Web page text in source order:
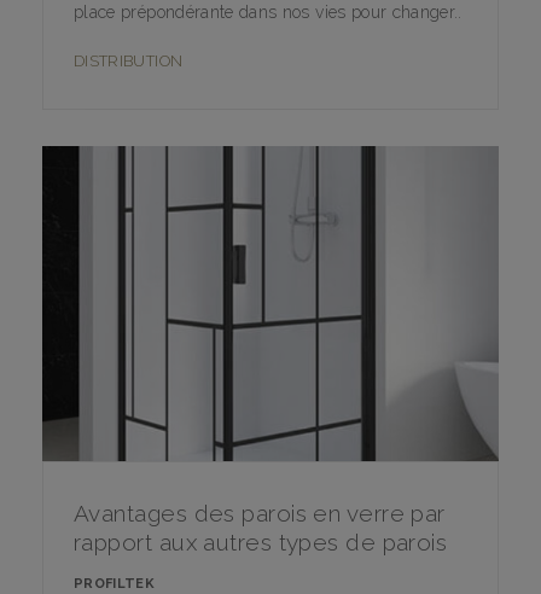
place prépondérante dans nos vies pour changer..
DISTRIBUTION
Avantages des parois en verre par
rapport aux autres types de parois
PROFILTEK